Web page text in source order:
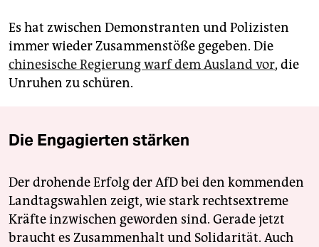
Es hat zwischen Demonstranten und Polizisten
immer wieder Zusammenstöße gegeben. Die
chinesische Regierung warf dem Ausland vor, die
Unruhen zu schüren.
Die Engagierten stärken
Der drohende Erfolg der AfD bei den kommenden
Landtagswahlen zeigt, wie stark rechtsextreme
Kräfte inzwischen geworden sind. Gerade jetzt
braucht es Zusammenhalt und Solidarität. Auch